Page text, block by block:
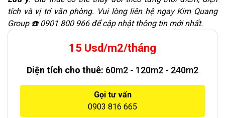
tích và vị trí văn phòng. Vui lòng liên hệ ngay Kim Quang
Group ☎️ 0901 800 966 để cập nhật thông tin mới nhất.
15 Usd/m2/tháng
Diện tích cho thuê: 60m2 - 120m2 - 240m2
Gọi tư vấn
0903 816 665